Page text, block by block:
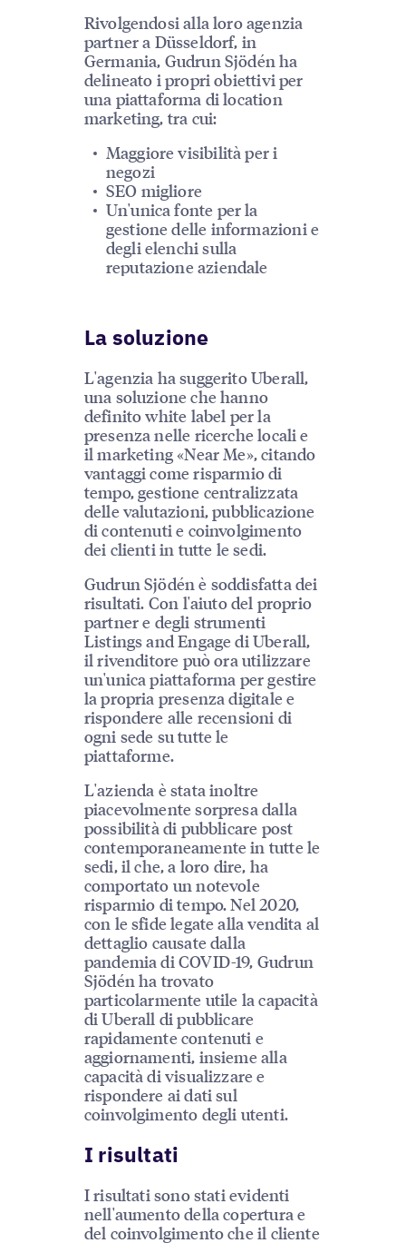
Rivolgendosi alla loro agenzia
partner a Düsseldorf, in
Germania, Gudrun Sjödén ha
delineato i propri obiettivi per
una piattaforma di location
marketing, tra cui:
Maggiore visibilità per i
negozi
SEO migliore
Un'unica fonte per la
gestione delle informazioni e
degli elenchi sulla
reputazione aziendale
La soluzione
L'agenzia ha suggerito Uberall,
una soluzione che hanno
definito white label per la
presenza nelle ricerche locali e
il marketing «Near Me», citando
vantaggi come risparmio di
tempo, gestione centralizzata
delle valutazioni, pubblicazione
di contenuti e coinvolgimento
dei clienti in tutte le sedi.
Gudrun Sjödén è soddisfatta dei
risultati. Con l'aiuto del proprio
partner e degli strumenti
Listings and Engage di Uberall,
il rivenditore può ora utilizzare
un'unica piattaforma per gestire
la propria presenza digitale e
rispondere alle recensioni di
ogni sede su tutte le
piattaforme.
L'azienda è stata inoltre
piacevolmente sorpresa dalla
possibilità di pubblicare post
contemporaneamente in tutte le
sedi, il che, a loro dire, ha
comportato un notevole
risparmio di tempo. Nel 2020,
con le sfide legate alla vendita al
dettaglio causate dalla
pandemia di COVID-19, Gudrun
Sjödén ha trovato
particolarmente utile la capacità
di Uberall di pubblicare
rapidamente contenuti e
aggiornamenti, insieme alla
capacità di visualizzare e
rispondere ai dati sul
coinvolgimento degli utenti.
I risultati
I risultati sono stati evidenti
nell'aumento della copertura e
del coinvolgimento che il cliente